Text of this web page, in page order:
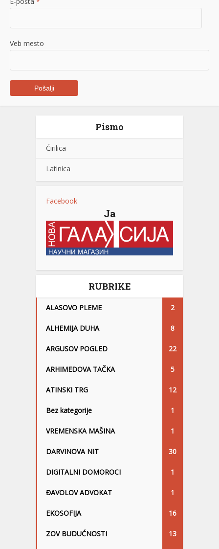
Veb mesto
Pismo
Ćirilica
Latinica
Facebook
Ja
RUBRIKE
ALASOVO PLEME 2
ALHEMIJA DUHA 8
ARGUSOV POGLED 22
ARHIMEDOVA TAČKA 5
ATINSKI TRG 12
Bez kategorije 1
VREMENSKA MAŠINA 1
DARVINOVA NIT 30
DIGITALNI DOMOROCI 1
ĐAVOLOV ADVOKAT 1
EKOSOFIJA 16
ZOV BUDUĆNOSTI 13